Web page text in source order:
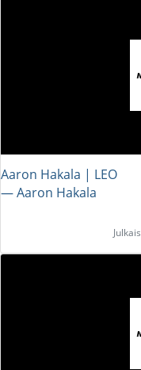
Aaron Hakala | LEO
― Aaron Hakala